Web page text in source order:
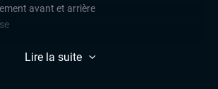
avant et arrière
Lire la suite